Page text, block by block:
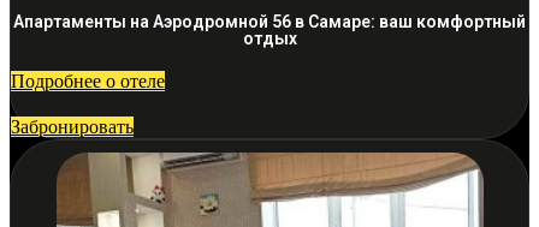
Апартаменты на Аэродромной 56 в Самаре: ваш комфортный
отдых
Подробнее о отеле
Забронировать